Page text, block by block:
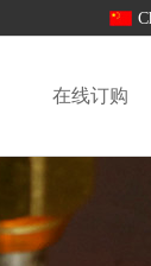
在线订购